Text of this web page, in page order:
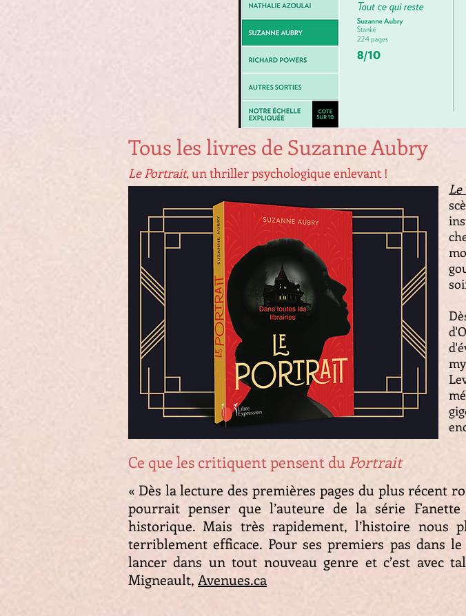
Tous les livres de Suzanne Aubry
Le Portrait, un thriller psychologique enlevant !
Ce que les critiquent pensent du Portrait
« Dès la lecture des premières pages du plus récent
pourrait penser que l’auteure de la série
historique. Mais très rapidement, l’histoire nous
terriblement efficace. Pour ses premiers pas dans
lancer dans un tout nouveau genre et c’est avec
Migneault, Avenues.ca